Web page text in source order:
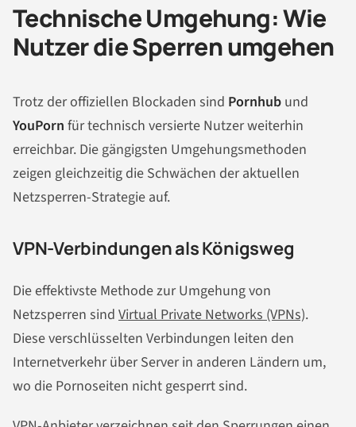
Technische Umgehung: Wie
Nutzer die Sperren umgehen
Trotz der offiziellen Blockaden sind Pornhub und
YouPorn für technisch versierte Nutzer weiterhin
erreichbar. Die gängigsten Umgehungsmethoden
zeigen gleichzeitig die Schwächen der aktuellen
Netzsperren-Strategie auf.
VPN-Verbindungen als Königsweg
Die effektivste Methode zur Umgehung von
Netzsperren sind Virtual Private Networks (VPNs).
Diese verschlüsselten Verbindungen leiten den
Internetverkehr über Server in anderen Ländern um,
wo die Pornoseiten nicht gesperrt sind.